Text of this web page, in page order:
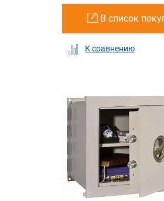
В список
К сравнению